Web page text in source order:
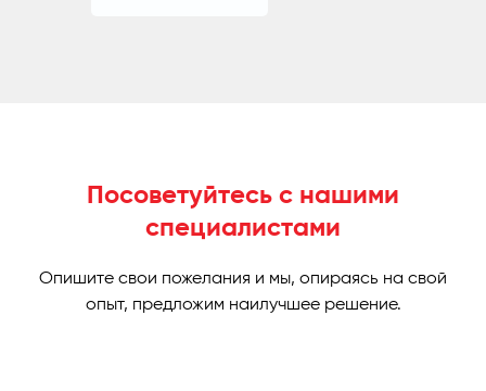
Посоветуйтесь с нашими
специалистами
Опишите свои пожелания и мы, опираясь на свой
опыт, предложим наилучшее решение.